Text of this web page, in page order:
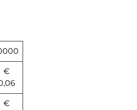
€
€